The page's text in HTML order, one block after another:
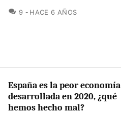
9 COMENTARIOS
HACE 6 AÑOS
España es la peor economía
desarrollada en 2020, ¿qué
hemos hecho mal?